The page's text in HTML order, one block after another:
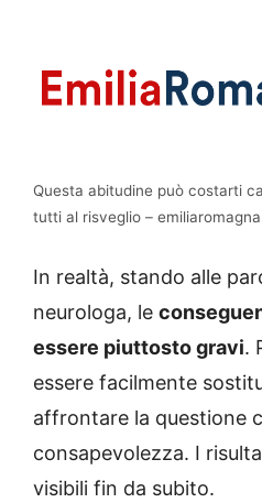
Questa abitudine può costarti
tutti al risveglio –
In realtà, stando alle
neurologa, le
essere piuttosto gravi.
essere facilmente
affrontare la questione
consapevolezza. I
visibili fin da subito.